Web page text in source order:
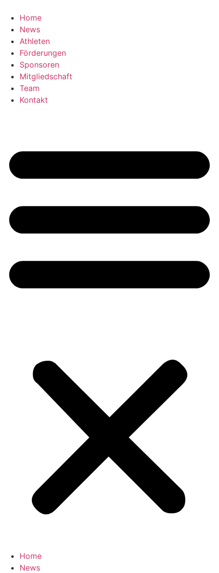
Inhalt
springen
Home
News
Athleten
Förderungen
Sponsoren
Mitgliedschaft
Team
Kontakt
Home
News